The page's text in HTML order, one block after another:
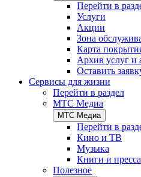
Перейти в
Услуги
Акции
Зона
Карта
Архив услуг и
Оставить
Сервисы для жизни
Перейти в раздел
МТС Медиа
МТС Медиа
Перейти в
Кино и ТВ
Музыка
Книги и пресса
Полезное